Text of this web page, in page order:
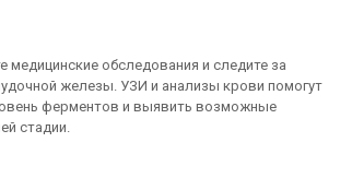
медицинские обследования и следите за
железы. УЗИ и анализы крови помогут
ферментов и выявить возможные
стадии.